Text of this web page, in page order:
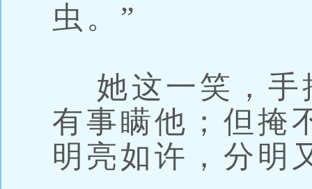
虫。”
她这一笑，手
有事瞒他；但掩
明亮如许，分明